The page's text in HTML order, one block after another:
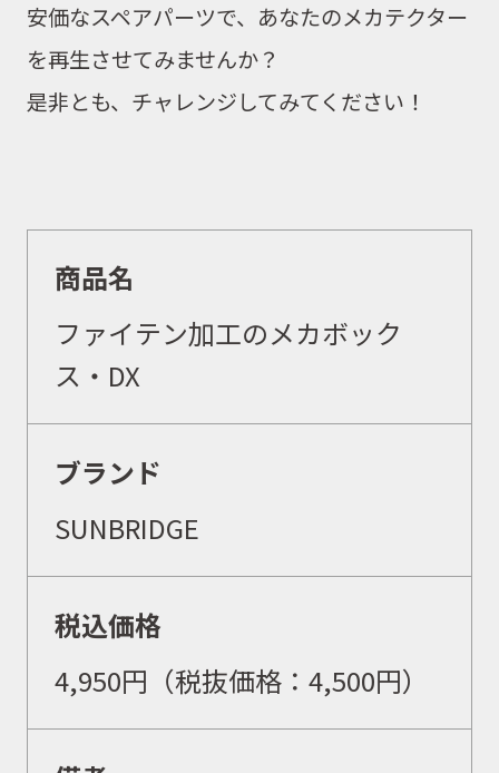
取扱商品
安価なスペアパーツで、あなたのメカテクター
を再生させてみませんか？
是非とも、チャレンジしてみてください！
商品名
ファイテン加工のメカボック
ス・DX
ブランド
SUNBRIDGE
税込価格
4,950円（税抜価格：4,500円）